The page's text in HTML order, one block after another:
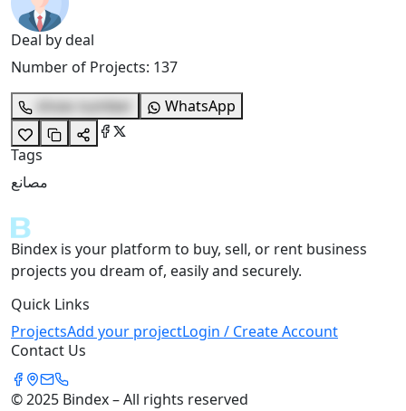
Deal by deal
Number of Projects: 137
show number
WhatsApp
Tags
مصانع
Bindex is your platform to buy, sell, or rent business
projects you dream of, easily and securely.
Quick Links
ProjectsAdd your projectLogin / Create Account
Contact Us
© 2025 Bindex – All rights reserved